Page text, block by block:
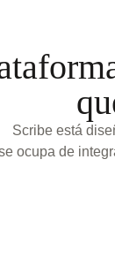
Scribe está
ocupa de